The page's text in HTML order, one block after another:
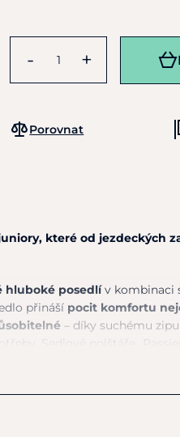
- +
Porovnat
které od jezdeckých
hluboké posedlív kombinaci
přináší pocit komfortu
– díky suchému
Sedlové polštáře
váhu jezdce.